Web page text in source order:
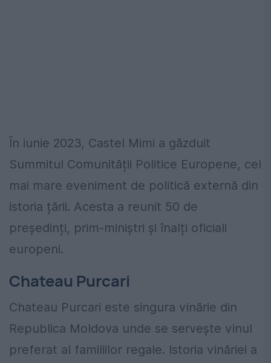
În iunie 2023, Castel Mimi a găzduit
Summitul Comunității Politice Europene, cel
mai mare eveniment de politică externă din
istoria țării. Acesta a reunit 50 de
președinți, prim-miniștri și înalți oficiali
europeni.
Chateau Purcari
Chateau Purcari este singura vinărie din
Republica Moldova unde se servește vinul
preferat al familiilor regale. Istoria vinăriei a